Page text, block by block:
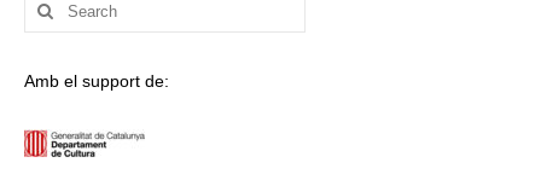
for:
Amb el support de: